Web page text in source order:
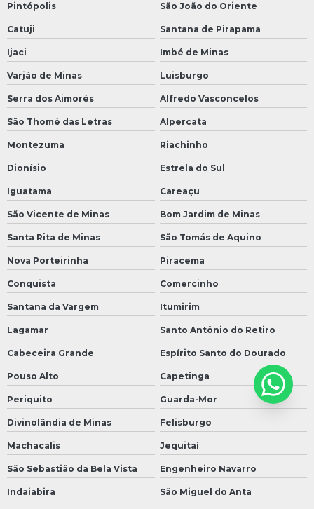
Pintópolis São João do Oriente
Catuji Santana de Pirapama
Ijaci Imbé de Minas
Varjão de Minas Luisburgo
Serra dos Aimorés Alfredo Vasconcelos
São Thomé das Letras Alpercata
Montezuma Riachinho
Dionísio Estrela do Sul
Iguatama Careaçu
São Vicente de Minas Bom Jardim de Minas
Santa Rita de Minas São Tomás de Aquino
Nova Porteirinha Piracema
Conquista Comercinho
Santana da Vargem Itumirim
Lagamar Santo Antônio do Retiro
Cabeceira Grande Espírito Santo do Dourado
Pouso Alto Capetinga
Periquito Guarda-Mor
Divinolândia de Minas Felisburgo
Machacalis Jequitaí
São Sebastião da Bela Vista Engenheiro Navarro
Indaiabira São Miguel do Anta